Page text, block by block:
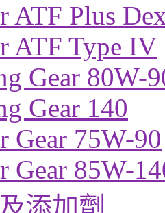
ATF Plus
ATF Type IV
Gear 80W-
Gear 140
Gear 75W-90
Gear 85W-
添加劑